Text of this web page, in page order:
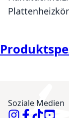
Soziale Medien